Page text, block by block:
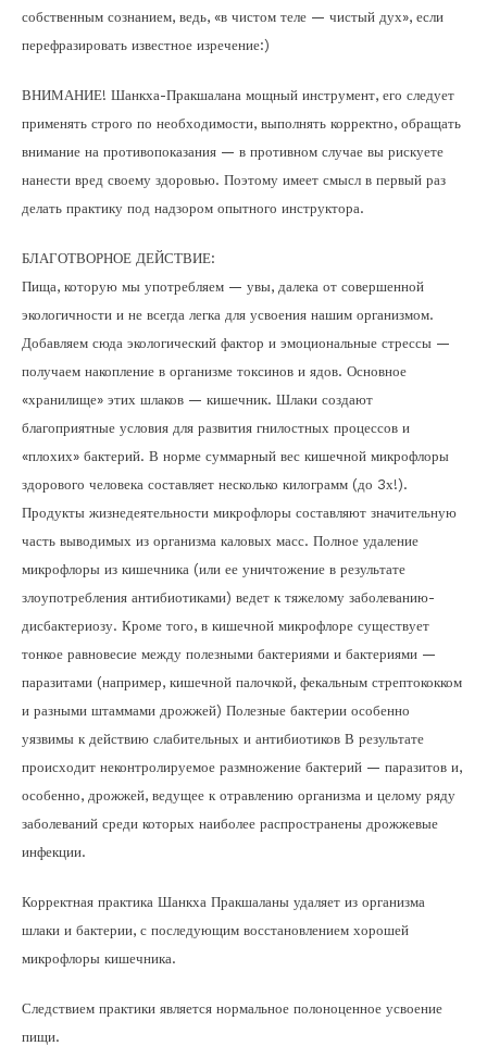
собственным сознанием, ведь, «в чистом теле — чистый дух», если
перефразировать известное изречение:)
ВНИМАНИЕ! Шанкха-Пракшалана мощный инструмент, его следует
применять строго по необходимости, выполнять корректно, обращать
внимание на противопоказания — в противном случае вы рискуете
нанести вред своему здоровью. Поэтому имеет смысл в первый раз
делать практику под надзором опытного инструктора.
БЛАГОТВОРНОЕ ДЕЙСТВИЕ:
Пища, которую мы употребляем — увы, далека от совершенной
экологичности и не всегда легка для усвоения нашим организмом.
Добавляем сюда экологический фактор и эмоциональные стрессы —
получаем накопление в организме токсинов и ядов. Основное
«хранилище» этих шлаков — кишечник. Шлаки создают
благоприятные условия для развития гнилостных процессов и
«плохих» бактерий. В норме суммарный вес кишечной микрофлоры
здорового человека составляет несколько килограмм (до 3х!).
Продукты жизнедеятельности микрофлоры составляют значительную
часть выводимых из организма каловых масс. Полное удаление
микрофлоры из кишечника (или ее уничтожение в результате
злоупотребления антибиотиками) ведет к тяжелому заболеванию-
дисбактериозу. Кроме того, в кишечной микрофлоре существует
тонкое равновесие между полезными бактериями и бактериями —
паразитами (например, кишечной палочкой, фекальным стрептококком
и разными штаммами дрожжей) Полезные бактерии особенно
уязвимы к действию слабительных и антибиотиков В результате
происходит неконтролируемое размножение бактерий — паразитов и,
особенно, дрожжей, ведущее к отравлению организма и целому ряду
заболеваний среди которых наиболее распространены дрожжевые
инфекции.
Корректная практика Шанкха Пракшаланы удаляет из организма
шлаки и бактерии, с последующим восстановлением хорошей
микрофлоры кишечника.
Следствием практики является нормальное полоноценное усвоение
пищи.